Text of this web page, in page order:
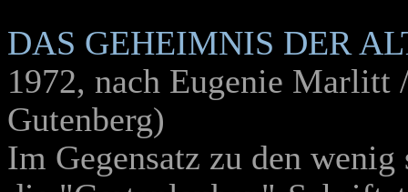
DAS GEHEIMNIS DER
1972, nach Eugenie Marlitt
Gutenberg)
Im Gegensatz zu den